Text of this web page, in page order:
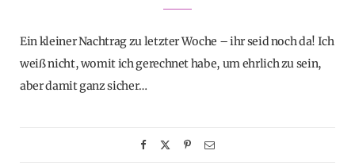
Ein kleiner Nachtrag zu letzter Woche – ihr seid noch da! Ich
weiß nicht, womit ich gerechnet habe, um ehrlich zu sein,
aber damit ganz sicher…